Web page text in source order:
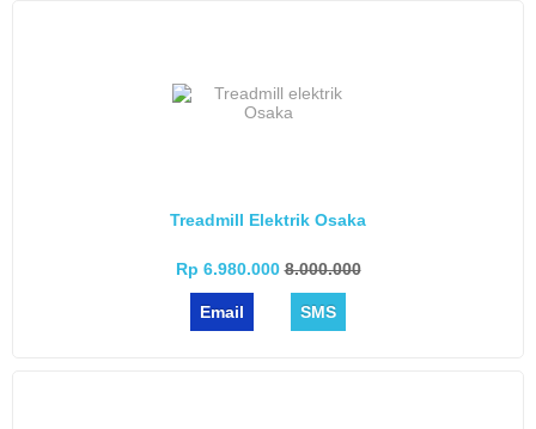
Treadmill Elektrik Osaka
Rp 6.980.0008.000.000
Email SMS